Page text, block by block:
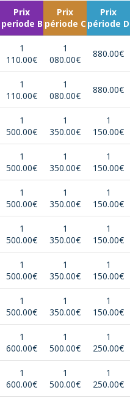
Prix
periode B
Prix
période C
Prix
période D
1
110.00€
1
080.00€
880.00€
1
110.00€
1
080.00€
880.00€
1
500.00€
1
350.00€
1
150.00€
1
500.00€
1
350.00€
1
150.00€
1
500.00€
1
350.00€
1
150.00€
1
500.00€
1
350.00€
1
150.00€
1
500.00€
1
350.00€
1
150.00€
1
500.00€
1
350.00€
1
150.00€
1
600.00€
1
500.00€
1
250.00€
1
600.00€
1
500.00€
1
250.00€